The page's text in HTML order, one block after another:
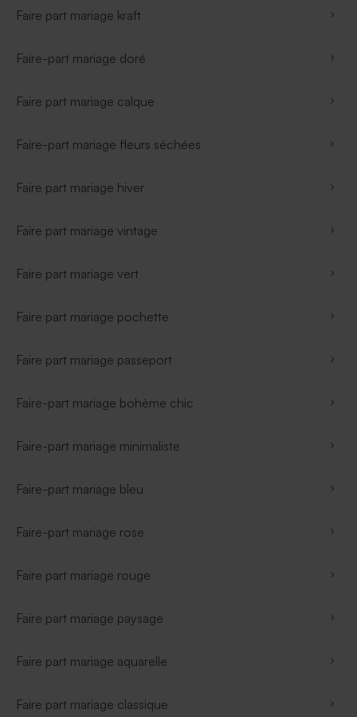
Faire part mariage kraft
Faire-part mariage doré
Faire part mariage calque
Faire-part mariage fleurs séchées
Faire part mariage hiver
Faire part mariage vintage
Faire part mariage vert
Faire part mariage pochette
Faire part mariage passeport
Faire-part mariage bohème chic
Faire-part mariage minimaliste
Faire-part mariage bleu
Faire-part mariage rose
Faire part mariage rouge
Faire part mariage paysage
Faire part mariage aquarelle
Faire part mariage classique